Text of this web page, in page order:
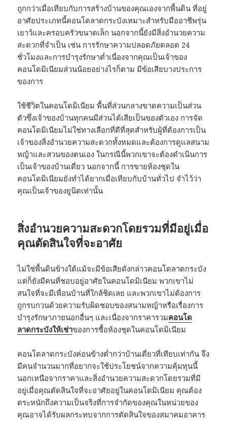
ถูกกว่าเมื่อเทียบกับการสร้างบ้านของคุณเองจากพื้นดิน ที่อยู่
อาศัยประเภทนี้คอนโดลาดกระบังเหมาะสำหรับมืออาชีพรุ่น
เยาว์และครอบครัวขนาดเล็ก นอกจากนี้ยังมีสิ่งอำนวยความ
สะดวกที่จำเป็น เช่น การรักษาความปลอดภัยตลอด 24
ชั่วโมงและการบำรุงรักษาต่ำเนื่องจากคุณเป็นเจ้าของ
คอนโดมิเนียมส่วนน้อยอย่างไรก็ตาม มีข้อเสียบางประการ
ของการ
ใช้ชีวิตในคอนโดมิเนียม พื้นที่ส่วนกลางขาดความเป็นส่วน
ตัวซึ่งเจ้าของบ้านทุกคนมีส่วนได้เสียเป็นของตัวเอง การจัด
คอนโดมิเนียมไม่ใช่ทางเลือกที่ดีที่สุดสำหรับผู้ที่ต้องการเป็น
เจ้าของสิ่งอำนวยความสะดวกทั้งหมดและต้องการดูแลสนาม
หญ้าและสวนของตนเอง ในกรณีนี้พวกเขาจะต้องดำเนินการ
เป็นเจ้าของบ้านเดี่ยว นอกจากนี้ การขายห้องชุดใน
คอนโดมิเนียมยังทำได้ยากเมื่อเทียบกับบ้านทั่วไป จำไว้ว่า
คุณเป็นเจ้าของยูนิตเท่านั้น
สิ่งอำนวยความสะดวกโดยรวมที่มีอยู่เมื่อ
คุณตัดสินใจที่จะอาศัย
ไม่ใช่พื้นดินข้างใต้แม้จะมีข้อเสียดังกล่าวคอนโดลาดกระบัง
แต่ก็ยังมีคนที่ชอบอยู่อาศัยในคอนโดมิเนียม พวกเขาไม่
สนใจที่จะมีเพื่อนบ้านที่ใกล้ชิดเลย และพวกเขาไม่ต้องการ
ถูกรบกวนด้วยความรับผิดชอบของสนามหญ้าหรือเรื่องการ
บำรุงรักษาภายนอกอื่นๆ และเนื่องจากราคารวมคอนโด
ลาดกระบังให้เช่าของการซื้อห้องชุดในคอนโดมิเนียม
คอนโดลาดกระบังค่อนข้างต่ำกว่าบ้านเดี่ยวที่เทียบเท่ากัน จึง
มีคนจำนวนมากที่อยากจะใช้ประโยชน์จากความคุ้มทุนนี้
นอกเหนือจากราคาและสิ่งอำนวยความสะดวกโดยรวมที่มี
อยู่เมื่อคุณตัดสินใจที่จะอาศัยอยู่ในคอนโดมิเนียม คุณต้อง
ตระหนักถึงความเป็นจริงที่การจำกัดของคุณในหน่วยของ
คุณอาจได้รับผลกระทบจากการตัดสินใจของสมาคมอาคาร